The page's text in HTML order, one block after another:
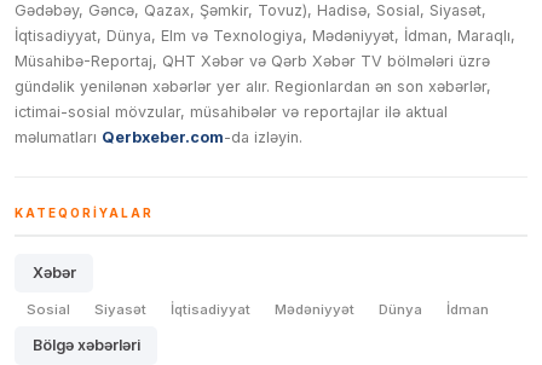
Gədəbəy, Gəncə, Qazax, Şəmkir, Tovuz), Hadisə, Sosial, Siyasət,
İqtisadiyyat, Dünya, Elm və Texnologiya, Mədəniyyət, İdman, Maraqlı,
Müsahibə-Reportaj, QHT Xəbər və Qərb Xəbər TV bölmələri üzrə
gündəlik yenilənən xəbərlər yer alır. Regionlardan ən son xəbərlər,
ictimai-sosial mövzular, müsahibələr və reportajlar ilə aktual
məlumatları Qerbxeber.com-da izləyin.
KATEQORIYALAR
Xəbər
Sosial Siyasət İqtisadiyyat Mədəniyyət Dünya İdman
Bölgə xəbərləri